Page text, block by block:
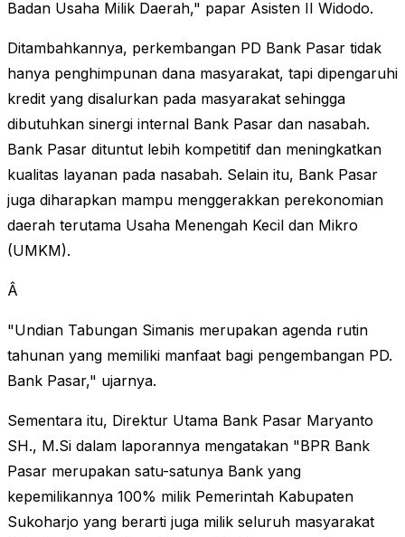
Badan Usaha Milik Daerah," papar Asisten II Widodo.
Ditambahkannya, perkembangan PD Bank Pasar tidak
hanya penghimpunan dana masyarakat, tapi dipengaruhi
kredit yang disalurkan pada masyarakat sehingga
dibutuhkan sinergi internal Bank Pasar dan nasabah.
Bank Pasar dituntut lebih kompetitif dan meningkatkan
kualitas layanan pada nasabah. Selain itu, Bank Pasar
juga diharapkan mampu menggerakkan perekonomian
daerah terutama Usaha Menengah Kecil dan Mikro
(UMKM).
Â
"Undian Tabungan Simanis merupakan agenda rutin
tahunan yang memiliki manfaat bagi pengembangan PD.
Bank Pasar," ujarnya.
Sementara itu, Direktur Utama Bank Pasar Maryanto
SH., M.Si dalam laporannya mengatakan "BPR Bank
Pasar merupakan satu-satunya Bank yang
kepemilikannya 100% milik Pemerintah Kabupaten
Sukoharjo yang berarti juga milik seluruh masyarakat